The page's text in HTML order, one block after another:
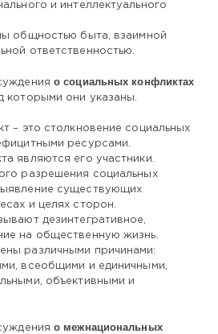
и интеллектуального
общностью быта, взаимной
ответственностью.
о социальных конфликтах
которыми они указаны.
– это столкновение социальных
ресурсами.
являются его участники.
разрешения социальных
существующих
и целях сторон.
дезинтегративное,
на общественную жизнь.
различными причинами:
всеобщими и единичными,
объективными и
о межнациональных